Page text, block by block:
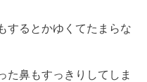
するとかゆくてたまらな
た鼻もすっきりしてしま